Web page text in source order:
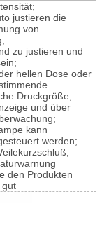
justieren die
von
zu justieren und
hellen Dose oder
Druckgröße;
und über
kann
werden;
den Produkten
gut